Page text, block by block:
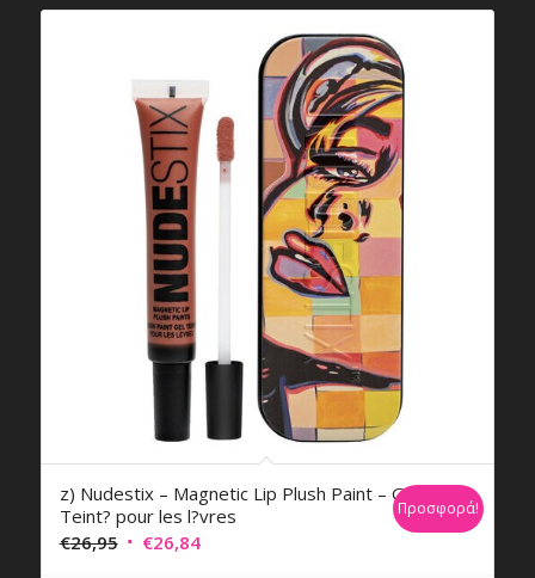
€26,84.
z) Nudestix – Magnetic Lip Plush Paint – Gel
Teint? pour les l?vres
€26,95 Original
€26,84Η
Προσφορά!